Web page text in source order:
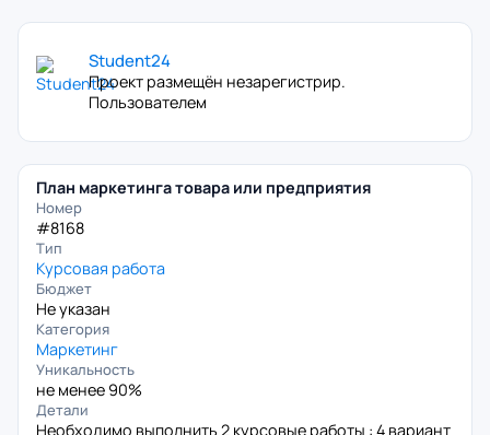
Student24
Проект размещён незарегистрир.
Пользователем
План маркетинга товара или предприятия
Номер
#8168
Тип
Курсовая работа
Бюджет
Не указан
Категория
Маркетинг
Уникальность
не менее 90%
Детали
Необходимо выполнить 2 курсовые работы : 4 вариант